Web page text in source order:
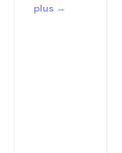
plus →